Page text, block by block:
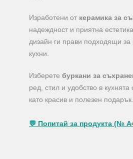
Изработени от керамика за
надеждност и приятна
дизайн ги прави подходящи
кухни.
Изберете буркани за
ред, стил и удобство в
като красив и полезен подарък.
💬 Попитай за продукта (№